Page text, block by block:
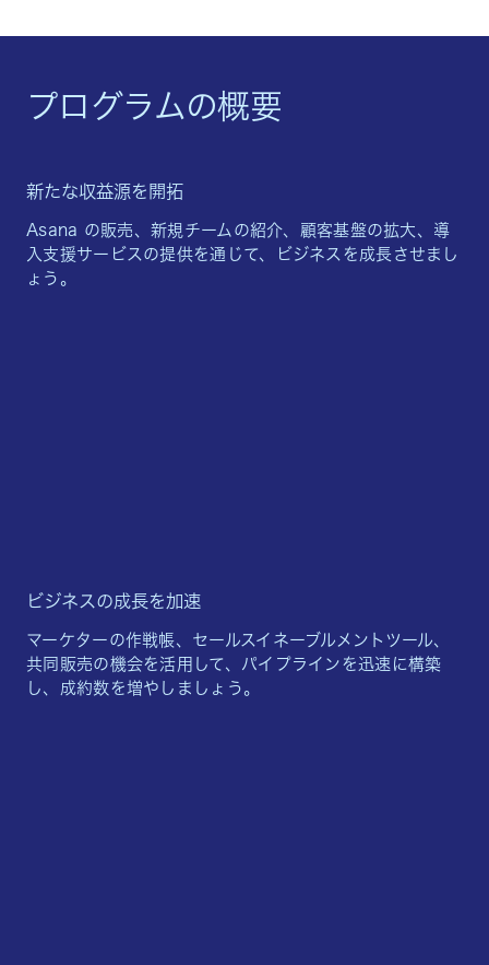
プログラムの概要
新たな収益源を開拓
Asana の販売、新規チームの紹介、顧客基盤の拡大、導
入支援サービスの提供を通じて、ビジネスを成長させまし
ょう。
ビジネスの成長を加速
マーケターの作戦帳、セールスイネーブルメントツール、
共同販売の機会を活用して、パイプラインを迅速に構築
し、成約数を増やしましょう。